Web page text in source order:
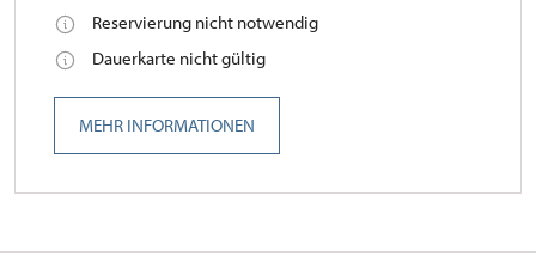
Reservierung nicht notwendig
Dauerkarte nicht gültig
MEHR INFORMATIONEN